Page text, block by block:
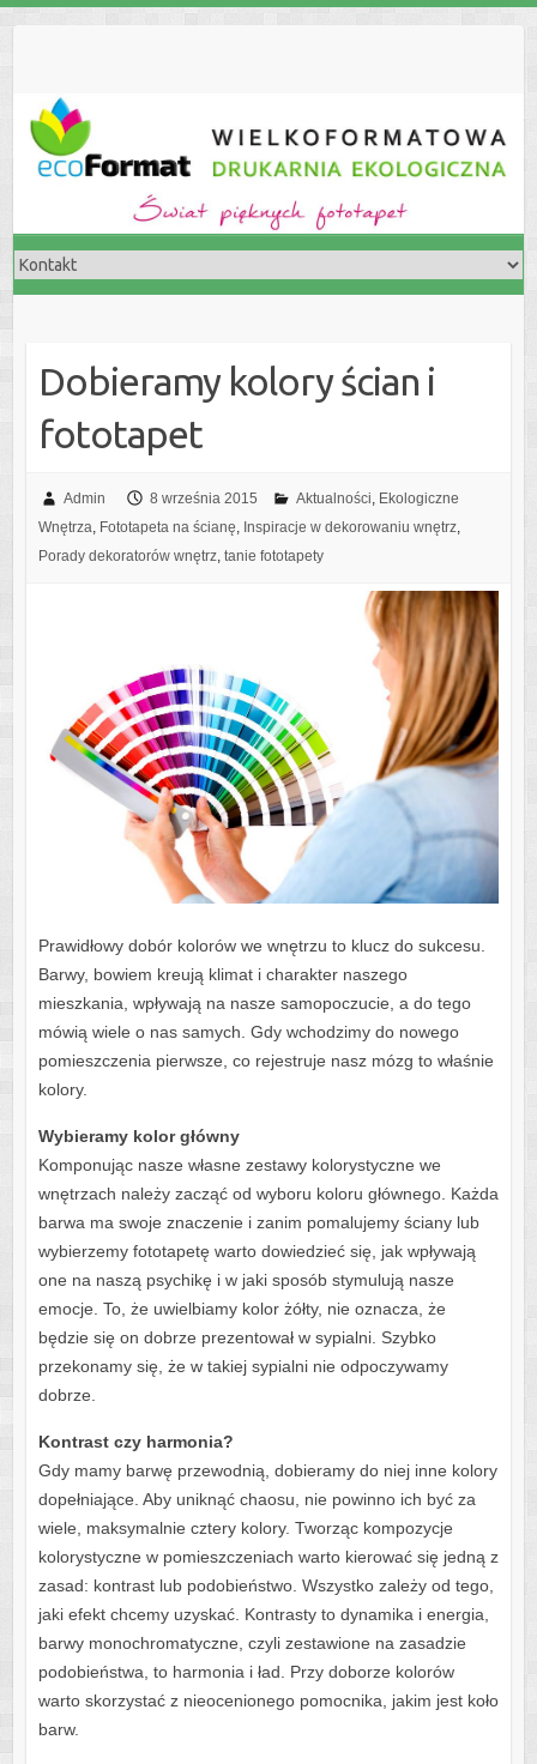
Dobieramy kolory ścian i
fototapet
Admin 8 września 2015 Aktualności, Ekologiczne
Wnętrza, Fototapeta na ścianę, Inspiracje w dekorowaniu wnętrz,
Porady dekoratorów wnętrz, tanie fototapety
Prawidłowy dobór kolorów we wnętrzu to klucz do sukcesu.
Barwy, bowiem kreują klimat i charakter naszego
mieszkania, wpływają na nasze samopoczucie, a do tego
mówią wiele o nas samych. Gdy wchodzimy do nowego
pomieszczenia pierwsze, co rejestruje nasz mózg to właśnie
kolory.
Wybieramy kolor główny
Komponując nasze własne zestawy kolorystyczne we
wnętrzach należy zacząć od wyboru koloru głównego. Każda
barwa ma swoje znaczenie i zanim pomalujemy ściany lub
wybierzemy fototapetę warto dowiedzieć się, jak wpływają
one na naszą psychikę i w jaki sposób stymulują nasze
emocje. To, że uwielbiamy kolor żółty, nie oznacza, że
będzie się on dobrze prezentował w sypialni. Szybko
przekonamy się, że w takiej sypialni nie odpoczywamy
dobrze.
Kontrast czy harmonia?
Gdy mamy barwę przewodnią, dobieramy do niej inne kolory
dopełniające. Aby uniknąć chaosu, nie powinno ich być za
wiele, maksymalnie cztery kolory. Tworząc kompozycje
kolorystyczne w pomieszczeniach warto kierować się jedną z
zasad: kontrast lub podobieństwo. Wszystko zależy od tego,
jaki efekt chcemy uzyskać. Kontrasty to dynamika i energia,
barwy monochromatyczne, czyli zestawione na zasadzie
podobieństwa, to harmonia i ład. Przy doborze kolorów
warto skorzystać z nieocenionego pomocnika, jakim jest koło
barw.